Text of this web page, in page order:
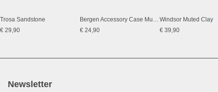
Trosa Sandstone
€ 29,90
Bergen Accessory Case Muted Clay
€ 24,90
Windsor Muted Clay
€ 39,90
Newsletter